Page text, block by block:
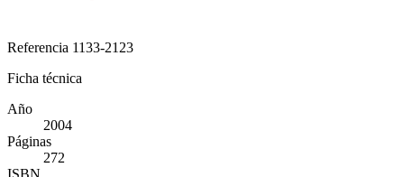
Referencia 1133-2123
Ficha técnica
Año
2004
Páginas
272